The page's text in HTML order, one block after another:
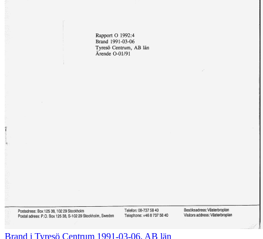
Brand i Tyresö Centrum 1991-03-06, AB län